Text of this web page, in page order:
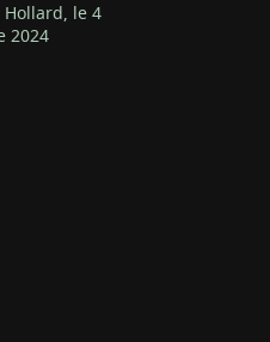
Hollard, le 4
2024